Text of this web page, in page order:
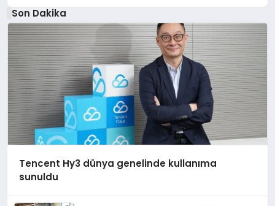
Son Dakika
Tencent Hy3 dünya genelinde kullanıma
sunuldu